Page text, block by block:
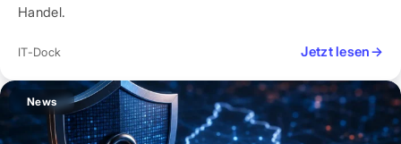
Handel.
IT-Dock Jetzt lesen→
News